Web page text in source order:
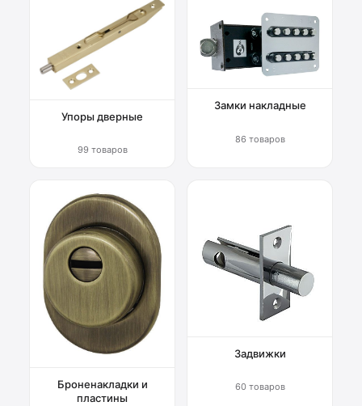
Упоры дверные
99 товаров
Замки накладные
86 товаров
Броненакладки и
пластины
Задвижки
60 товаров